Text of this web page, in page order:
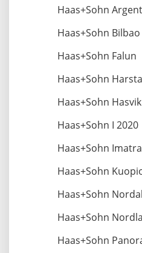
Haas+Sohn
Haas+Sohn Bilbao
Haas+Sohn Falun
Haas+Sohn
Haas+Sohn Hasvik
Haas+Sohn I 2020
Haas+Sohn Imatra
Haas+Sohn
Haas+Sohn Nordal
Haas+Sohn
Haas+Sohn